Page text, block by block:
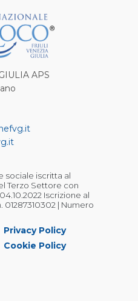
APS
sociale iscritta al
Terzo Settore con
Iscrizione al
| Numero
Privacy Policy
Cookie Policy